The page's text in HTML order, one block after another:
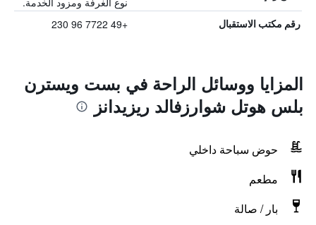
رقم مكتب الاستقبال +49 7722 96 230
المزايا ووسائل الراحة في بست ويسترن
بلس هوتل شوارزفالد ريزيدانز
حوض سباحة داخلي
مطعم
بار / صالة